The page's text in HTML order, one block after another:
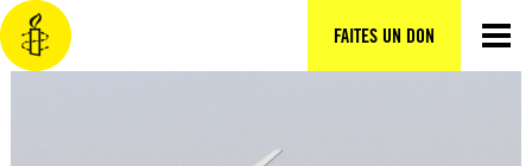
FAITES UN DON
Aller
au
contenu